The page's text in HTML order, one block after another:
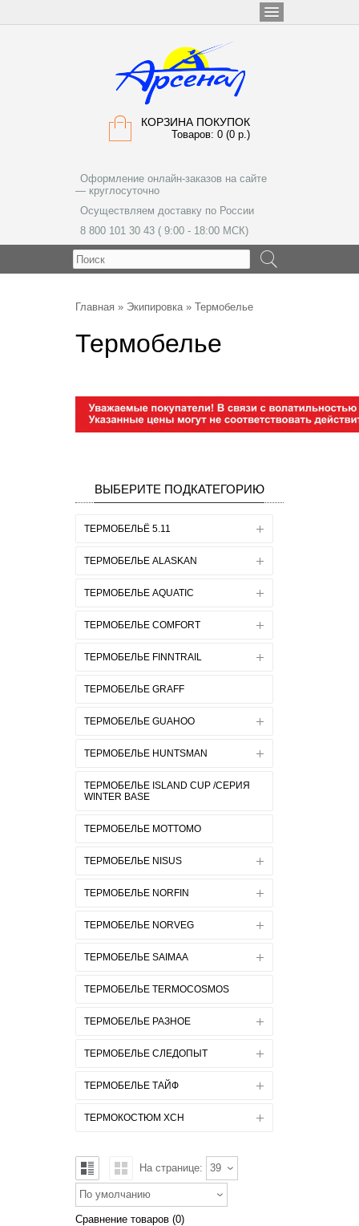
КОРЗИНА ПОКУПОК
Товаров: 0 (0 р.)
Оформление онлайн-заказов на сайте
— круглосуточно
Осуществляем доставку по России
8 800 101 30 43 ( 9:00 - 18:00 МСК)
Главная » Экипировка» Термобелье
Термобелье
ВЫБЕРИТЕ ПОДКАТЕГОРИЮ
ТЕРМОБЕЛЬЁ 5.11
ТЕРМОБЕЛЬЕ ALASKAN
ТЕРМОБЕЛЬЕ AQUATIC
ТЕРМОБЕЛЬЕ COMFORT
ТЕРМОБЕЛЬЕ FINNTRAIL
ТЕРМОБЕЛЬЕ GRAFF
ТЕРМОБЕЛЬЕ GUAHOO
ТЕРМОБЕЛЬЕ HUNTSMAN
ТЕРМОБЕЛЬЕ ISLAND CUP /СЕРИЯ
WINTER BASE
ТЕРМОБЕЛЬЕ MOTTOMO
ТЕРМОБЕЛЬЕ NISUS
ТЕРМОБЕЛЬЕ NORFIN
ТЕРМОБЕЛЬЕ NORVEG
ТЕРМОБЕЛЬЕ SAIMAA
ТЕРМОБЕЛЬЕ TERMOCOSMOS
ТЕРМОБЕЛЬЕ РАЗНОЕ
ТЕРМОБЕЛЬЕ СЛЕДОПЫТ
ТЕРМОБЕЛЬЕ ТАЙФ
ТЕРМОКОСТЮМ ХСН
На странице: 39
По умолчанию
Сравнение товаров (0)